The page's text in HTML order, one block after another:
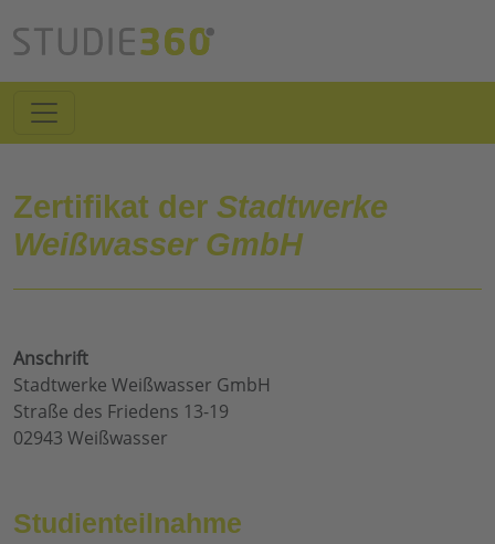
Zertifikat der Stadtwerke
Weißwasser GmbH
Anschrift
Stadtwerke Weißwasser GmbH
Straße des Friedens 13-19
02943 Weißwasser
Studienteilnahme